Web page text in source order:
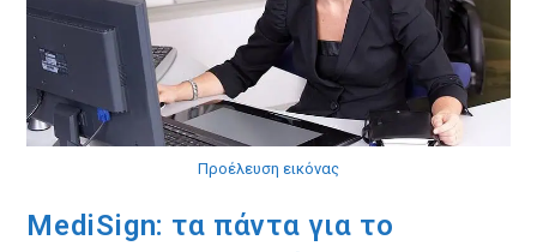
Προέλευση εικόνας
MediSign: τα πάντα για το